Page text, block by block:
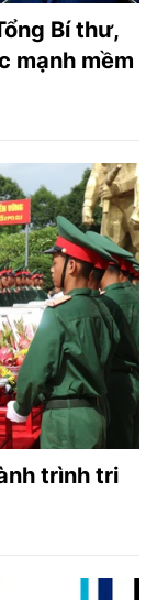
Bí thư,
mạnh mềm
trình tri